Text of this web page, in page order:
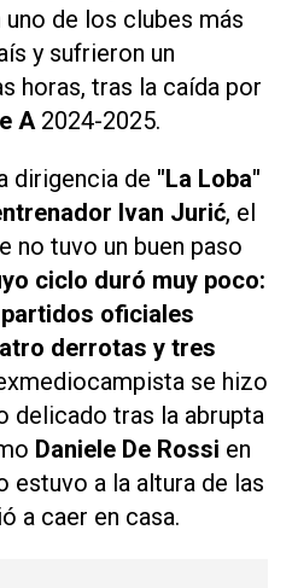
de los clubes más
y sufrieron un
horas, tras la caída por
A 2024-2025.
dirigencia de "La Loba"
Ivan Jurić, el
no tuvo un buen paso
ciclo duró muy poco:
oficiales
derrotas y tres
se hizo
delicado tras la abrupta
Daniele De Rossi en
estuvo a la altura de las
a caer en casa.